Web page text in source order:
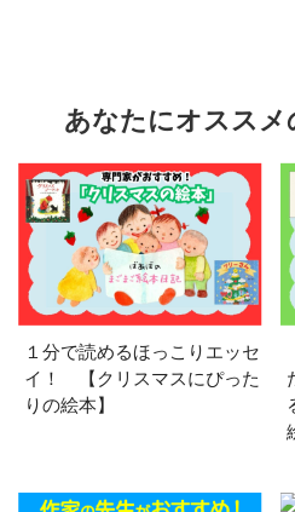
あなたにオスス
１分で読めるほっこりエッセ
イ！ 【クリスマスにぴった
りの絵本】